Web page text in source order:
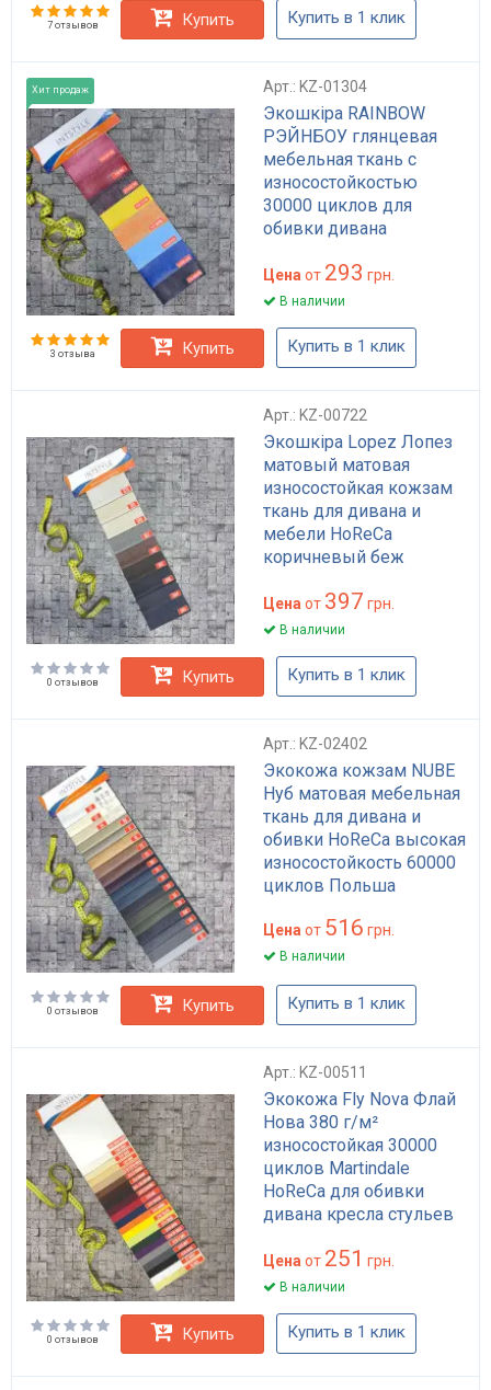
7 отзывов Купить Купить в 1 клик
Хит продаж Арт.: KZ-01304
Экошкіра RAINBOW
РЭЙНБОУ глянцевая
мебельная ткань с
износостойкостью
30000 циклов для
обивки дивана
HoReCa прочная кожзам
Цена от 293 грн.
В наличии
3 отзыва Купить Купить в 1 клик
Арт.: KZ-00722
Экошкіра Lopez Лопез
матовый матовая
износостойкая кожзам
ткань для дивана и
мебели HoReCa
коричневый беж
Martindale
Цена от 397 грн.
В наличии
0 отзывов Купить Купить в 1 клик
Арт.: KZ-02402
Экокожа кожзам NUBE
Нуб матовая мебельная
ткань для дивана и
обивки HoReCa высокая
износостойкость 60000
циклов Польша
Цена от 516 грн.
В наличии
0 отзывов Купить Купить в 1 клик
Арт.: KZ-00511
Экокожа Fly Nova Флай
Нова 380 г/м²
износостойкая 30000
циклов Martindale
HoReCa для обивки
дивана кресла стульев
матовая экошкіра
Цена от 251 грн.
В наличии
0 отзывов Купить Купить в 1 клик